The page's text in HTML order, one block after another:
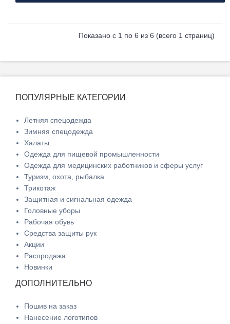
Показано с 1 по 6 из 6 (всего 1 страниц)
ПОПУЛЯРНЫЕ КАТЕГОРИИ
Летняя спецодежда
Зимняя спецодежда
Халаты
Одежда для пищевой промышленности
Одежда для медицинских работников и сферы услуг
Туризм, охота, рыбалка
Трикотаж
Защитная и сигнальная одежда
Головные уборы
Рабочая обувь
Средства защиты рук
Акции
Распродажа
Новинки
ДОПОЛНИТЕЛЬНО
Пошив на заказ
Нанесение логотипов